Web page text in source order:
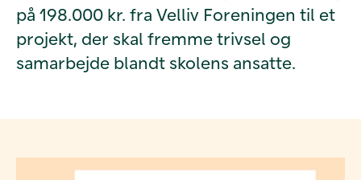
på 198.000 kr. fra Velliv Foreningen til et
projekt, der skal fremme trivsel og
samarbejde blandt skolens ansatte.